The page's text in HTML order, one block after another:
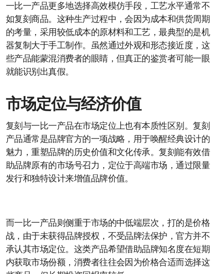
一比一产品更多地选择高效模仿手段，工艺水平通常不
如复刻商品。这种生产过程中，会因为成本和供货周期
的考量，采用较低成本的原材料和工艺，最典型的是机
器复制大于手工制作。虽然通过外观和形态接近度，这
些产品能蒙混消费者的眼睛，但真正的鉴赏者可能一眼
就能识别出真假。
市场定位与经济价值
复刻与一比一产品在市场定位上也有本质性区别。复刻
产品通常是品牌官方的一项战略，用于唤醒经典设计的
魅力，重塑品牌的历史价值和文化传承。复刻能有效借
助品牌原有的市场号召力，定位于高端市场，通过限量
发行和独特设计来增值品牌价值。
而一比一产品则侧重于市场的中低端层次，打的是价格
战，由于未获得品牌授权，不受品牌法保护，官方并不
承认其市场定位。这类产品希望借助品牌知名度在短期
内获取市场份额，消费者往往会因为价格合适而选择这